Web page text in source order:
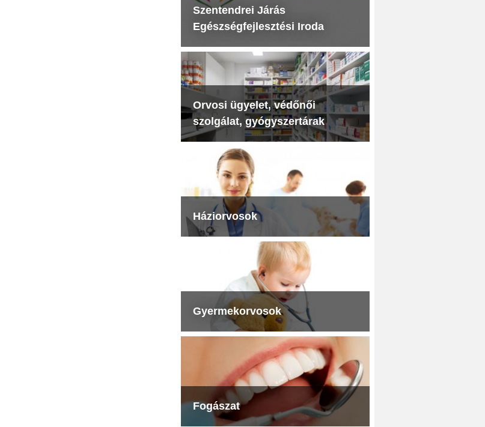
Szentendrei Járás
Egészségfejlesztési Iroda
Orvosi ügyelet, védőnői
szolgálat, gyógyszertárak
Háziorvosok
Gyermekorvosok
Fogászat